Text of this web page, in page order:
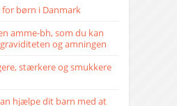
børn i Danmark
amme-bh, som du kan
og amningen
stærkere og smukkere
hjælpe dit barn med at